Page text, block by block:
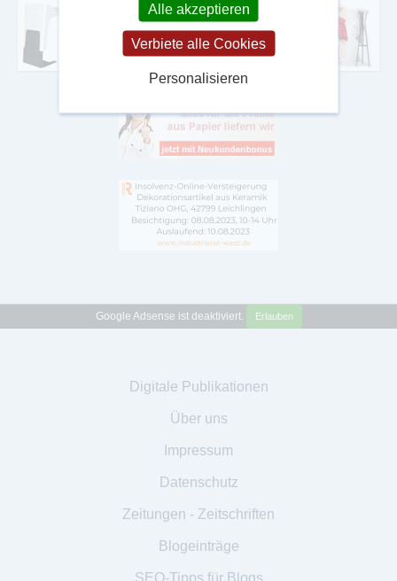
Google Adsense ist deaktiviert. Erlauben
Digitale Publikationen
Über uns
Impressum
Datenschutz
Zeitungen - Zeitschriften
Blogeinträge
SEO-Tipps für Blogs
Alle akzeptieren
Verbiete alle Cookies
Personalisieren